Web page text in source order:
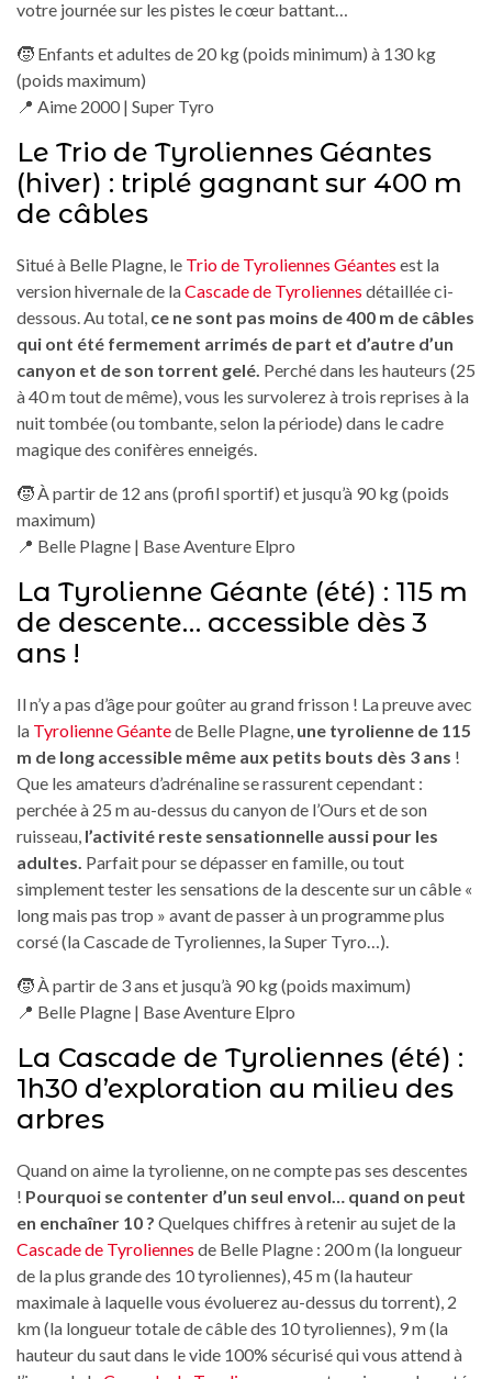
votre journée sur les pistes le cœur battant…
🧒 Enfants et adultes de 20 kg (poids minimum) à 130 kg
(poids maximum)
📍 Aime 2000 | Super Tyro
Le Trio de Tyroliennes Géantes
(hiver) : triplé gagnant sur 400 m
de câbles
Situé à Belle Plagne, le Trio de Tyroliennes Géantes est la
version hivernale de laCascade de Tyroliennes détaillée ci-
dessous. Au total, ce ne sont pas moins de 400 m de câbles
qui ont été fermement arrimés de part et d’autre d’un
canyon et de son torrent gelé. Perché dans les hauteurs (25
à 40 m tout de même), vous les survolerez à trois reprises à la
nuit tombée (ou tombante, selon la période) dans le cadre
magique des conifères enneigés.
🧒 À partir de 12 ans (profil sportif) et jusqu’à 90 kg (poids
maximum)
📍 Belle Plagne | Base Aventure Elpro
La Tyrolienne Géante (été) : 115 m
de descente… accessible dès 3
ans !
Il n’y a pas d’âge pour goûter au grand frisson ! La preuve avec
la Tyrolienne Géantede Belle Plagne, une tyrolienne de 115
m de long accessible même aux petits bouts dès 3 ans !
Que les amateurs d’adrénaline se rassurent cependant :
perchée à 25 m au-dessus du canyon de l’Ours et de son
ruisseau, l’activité reste sensationnelle aussi pour les
adultes. Parfait pour se dépasser en famille, ou tout
simplement tester les sensations de la descente sur un câble «
long mais pas trop » avant de passer à un programme plus
corsé (la Cascade de Tyroliennes, la Super Tyro…).
🧒 À partir de 3 ans et jusqu’à 90 kg (poids maximum)
📍 Belle Plagne | Base Aventure Elpro
La Cascade de Tyroliennes (été) :
1h30 d’exploration au milieu des
arbres
Quand on aime la tyrolienne, on ne compte pas ses descentes
! Pourquoi se contenter d’un seul envol… quand on peut
en enchaîner 10 ? Quelques chiffres à retenir au sujet de la
Cascade de Tyroliennes de Belle Plagne : 200 m (la longueur
de la plus grande des 10 tyroliennes), 45 m (la hauteur
maximale à laquelle vous évoluerez au-dessus du torrent), 2
km (la longueur totale de câble des 10 tyroliennes), 9 m (la
hauteur du saut dans le vide 100% sécurisé qui vous attend à